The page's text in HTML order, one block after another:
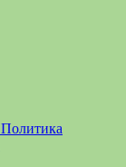
Политика